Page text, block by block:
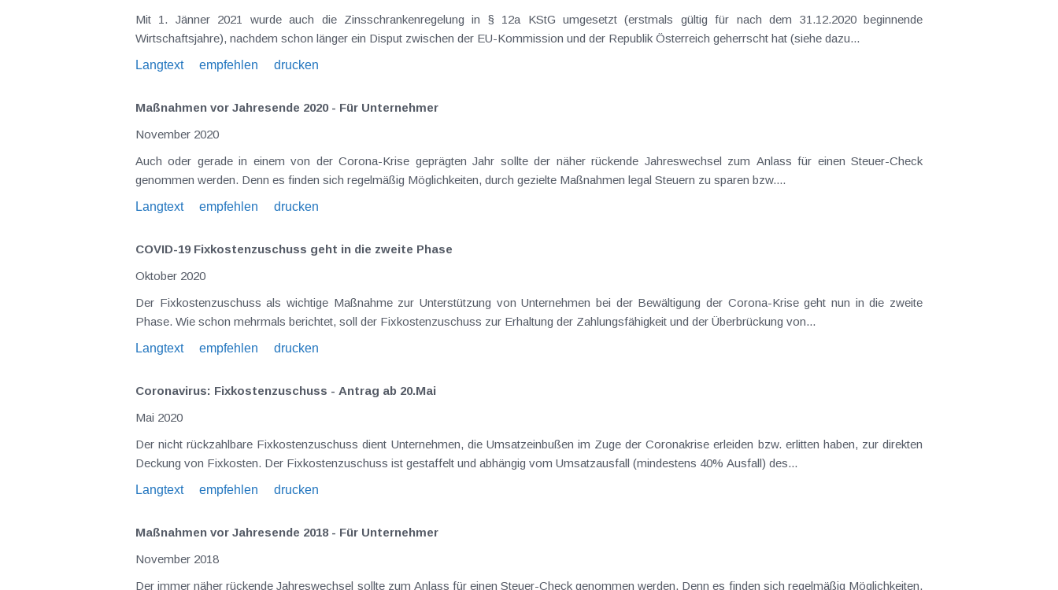
Mit 1. Jänner 2021 wurde auch die Zinsschrankenregelung in § 12a KStG umgesetzt (erstmals gültig für nach dem 31.12.2020 beginnende
Wirtschaftsjahre), nachdem schon länger ein Disput zwischen der EU-Kommission und der Republik Österreich geherrscht hat (siehe dazu...
Langtext
empfehlen drucken
Maßnahmen vor Jahresende 2020 - Für Unternehmer
November 2020
Auch oder gerade in einem von der Corona-Krise geprägten Jahr sollte der näher rückende Jahreswechsel zum Anlass für einen Steuer-Check
genommen werden. Denn es finden sich regelmäßig Möglichkeiten, durch gezielte Maßnahmen legal Steuern zu sparen bzw....
Langtext
empfehlen drucken
COVID-19 Fixkostenzuschuss geht in die zweite Phase
Oktober 2020
Der Fixkostenzuschuss als wichtige Maßnahme zur Unterstützung von Unternehmen bei der Bewältigung der Corona-Krise geht nun in die zweite
Phase. Wie schon mehrmals berichtet, soll der Fixkostenzuschuss zur Erhaltung der Zahlungsfähigkeit und der Überbrückung von...
Langtext
empfehlen drucken
Coronavirus: Fixkostenzuschuss - Antrag ab 20.Mai
Mai 2020
Der nicht rückzahlbare Fixkostenzuschuss dient Unternehmen, die Umsatzeinbußen im Zuge der Coronakrise erleiden bzw. erlitten haben, zur direkten
Deckung von Fixkosten. Der Fixkostenzuschuss ist gestaffelt und abhängig vom Umsatzausfall (mindestens 40% Ausfall) des...
Langtext
empfehlen drucken
Maßnahmen vor Jahresende 2018 - Für Unternehmer
November 2018
Der immer näher rückende Jahreswechsel sollte zum Anlass für einen Steuer-Check genommen werden. Denn es finden sich regelmäßig Möglichkeiten,